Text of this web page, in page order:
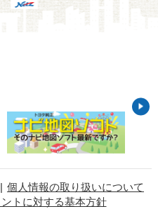
個人情報の取り扱いについて
トに対する基本方針